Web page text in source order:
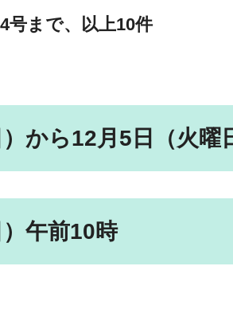
号まで、以上10件
から12月5日（火曜
午前10時